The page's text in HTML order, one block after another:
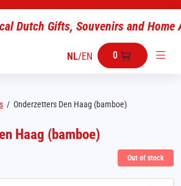
NL/EN 0
/ Onderzetters Den Haag (bamboe)
Haag (bamboe)
Out of stock